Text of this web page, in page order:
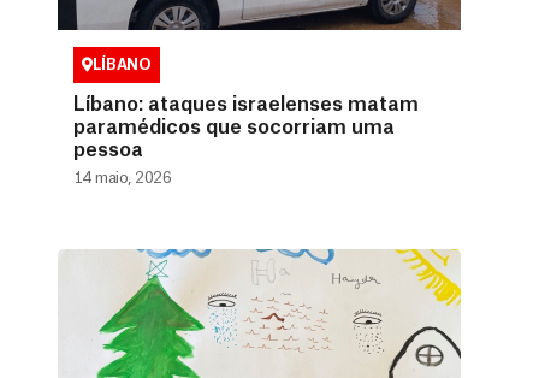
LÍBANO
Líbano: ataques israelenses matam
paramédicos que socorriam uma
pessoa
14 maio, 2026